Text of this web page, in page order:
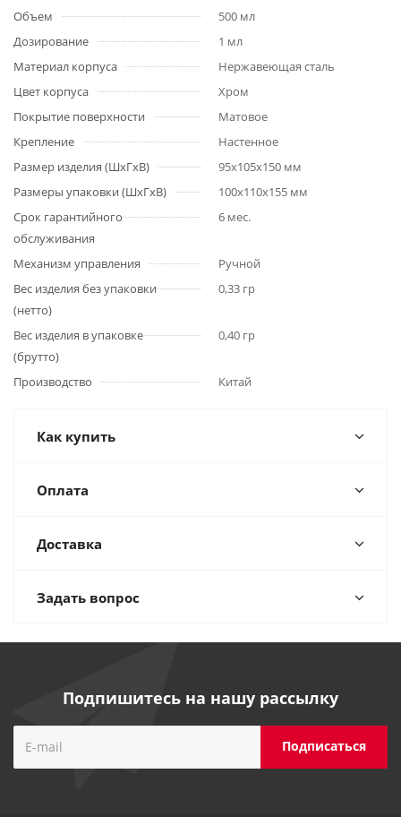
Объем
500 мл
Дозирование
1 мл
Материал корпуса
Нержавеющая сталь
Цвет корпуса
Хром
Покрытие поверхности
Матовое
Крепление
Настенное
Размер изделия (ШхГхВ)
95х105х150 мм
Размеры упаковки (ШхГхВ)
100х110х155 мм
Срок гарантийного
обслуживания
6 мес.
Механизм управления
Ручной
Вес изделия без упаковки
(нетто)
0,33 гр
Вес изделия в упаковке
(брутто)
0,40 гр
Производство Китай
Как купить
Оплата
Доставка
Задать вопрос
Подпишитесь на нашу рассылку